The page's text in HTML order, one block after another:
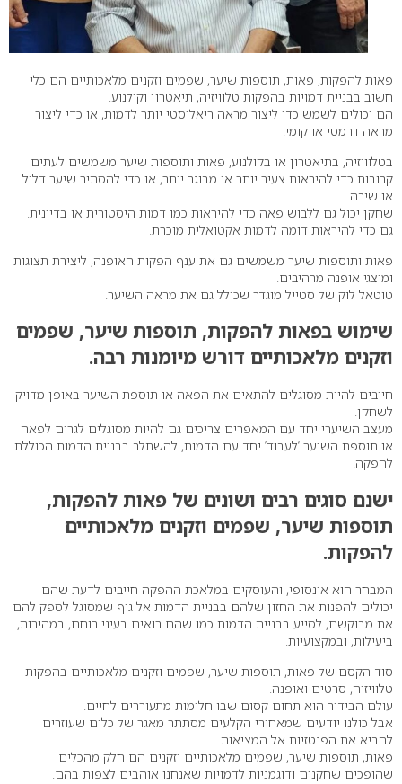
פאות להפקות, פאות, תוספות שיער, שפמים וזקנים מלאכותיים הם כלי
חשוב בבניית דמויות בהפקות טלוויזיה, תיאטרון וקולנוע.
הם יכולים לשמש כדי ליצור מראה ריאליסטי יותר לדמות, או כדי ליצור
מראה דרמטי או קומי.
בטלוויזיה, בתיאטרון או בקולנוע, פאות ותוספות שיער משמשים לעתים
קרובות כדי להיראות צעיר יותר או מבוגר יותר, או כדי להסתיר שיער דליל
או שיבה.
שחקן יכול גם ללבוש פאה כדי להיראות כמו דמות היסטורית או בדיונית.
גם כדי להיראות דומה לדמות אקטואלית מוכרת.
פאות ותוספות שיער משמשים גם את ענף הפקות האופנה, ליצירת תצוגות
ומיצגי אופנה מרהיבים.
טוטאל לוק של סטייל מוגדר שכולל גם את מראה השיער.
שימוש בפאות להפקות, תוספות שיער, שפמים
וזקנים מלאכותיים דורש מיומנות רבה.
חייבים להיות מסוגלים להתאים את הפאה או תוספת השיער באופן מדויק
לשחקן.
מעצב השיערי יחד עם המאפרים צריכים גם להיות מסוגלים לגרום לפאה
או תוספת השיער ‘לעבוד’ יחד עם הדמות, להשתלב בבניית הדמות הכוללת
להפקה.
ישנם סוגים רבים ושונים של פאות להפקות,
תוספות שיער, שפמים וזקנים מלאכותיים
להפקות.
המבחר הוא אינסופי, והעוסקים במלאכת ההפקה חייבים לדעת שהם
יכולים להפנות את החזון שלהם בבניית הדמות אל גוף שמסוגל לספק להם
את מבוקשם, לסייע בבניית הדמות כמו שהם רואים בעיני רוחם, במהירות,
ביעילות, ובמקצועיות.
סוד הקסם של פאות, תוספות שיער, שפמים וזקנים מלאכותיים בהפקות
טלוויזיה, סרטים ואופנה.
עולם הבידור הוא תחום קסום שבו חלומות מתעוררים לחיים.
אבל כולנו יודעים שמאחורי הקלעים מסתתר מאגר של כלים שעוזרים
להביא את הפנטזיות אל המציאות.
פאות, תוספות שיער, שפמים מלאכותיים וזקנים הם חלק מהכלים
שהופכים שחקנים ודוגמניות לדמויות שאנחנו אוהבים לצפות בהם.